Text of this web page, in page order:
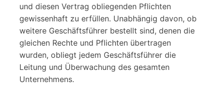
und diesen Vertrag obliegenden Pflichten
gewissenhaft zu erfüllen. Unabhängig davon, ob
weitere Geschäftsführer bestellt sind, denen die
gleichen Rechte und Pflichten übertragen
wurden, obliegt jedem Geschäftsführer die
Leitung und Überwachung des gesamten
Unternehmens.